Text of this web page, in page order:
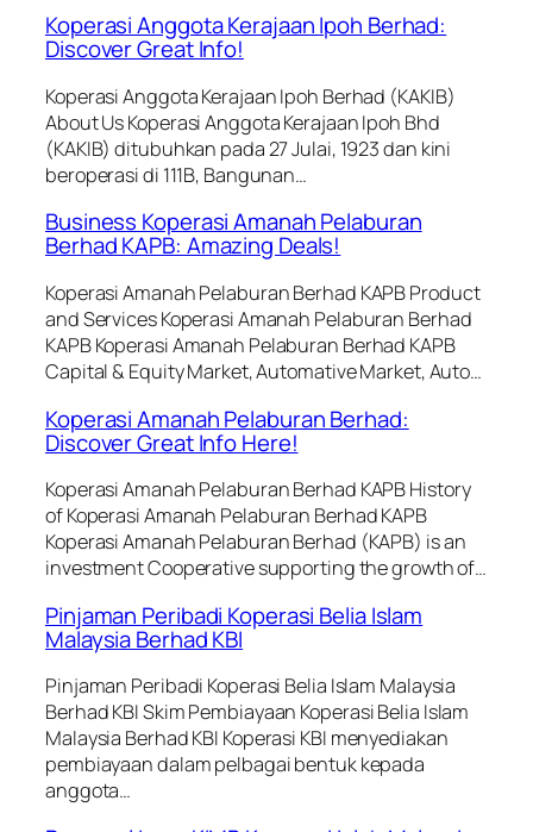
Koperasi Anggota Kerajaan Ipoh Berhad:
Discover Great Info!
Koperasi Anggota Kerajaan Ipoh Berhad (KAKIB)
About Us Koperasi Anggota Kerajaan Ipoh Bhd
(KAKIB) ditubuhkan pada 27 Julai, 1923 dan kini
beroperasi di 111B, Bangunan…
Business Koperasi Amanah Pelaburan
Berhad KAPB: Amazing Deals!
Koperasi Amanah Pelaburan Berhad KAPB Product
and Services Koperasi Amanah Pelaburan Berhad
KAPB Koperasi Amanah Pelaburan Berhad KAPB
Capital & Equity Market, Automative Market, Auto…
Koperasi Amanah Pelaburan Berhad:
Discover Great Info Here!
Koperasi Amanah Pelaburan Berhad KAPB History
of Koperasi Amanah Pelaburan Berhad KAPB
Koperasi Amanah Pelaburan Berhad (KAPB) is an
investment Cooperative supporting the growth of…
Pinjaman Peribadi Koperasi Belia Islam
Malaysia Berhad KBI
Pinjaman Peribadi Koperasi Belia Islam Malaysia
Berhad KBI Skim Pembiayaan Koperasi Belia Islam
Malaysia Berhad KBI Koperasi KBI menyediakan
pembiayaan dalam pelbagai bentuk kepada
anggota…